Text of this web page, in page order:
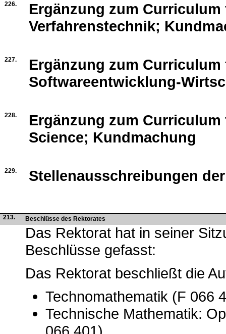
226.
Ergänzung zum
Verfahrenstechnik;
227.
Ergänzung zum
Softwareentwicklung-
228.
Ergänzung zum
Science; Kundmachung
229. Stellenausschreibungen
213. Beschlüsse des Rektorates
Das Rektorat hat in seiner
Beschlüsse gefasst:
Das Rektorat beschließt die
Technomathematik (F 066
Technische Mathematik: